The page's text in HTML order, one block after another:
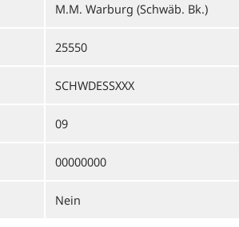
M.M. Warburg (Schwäb. Bk.)
25550
SCHWDESSXXX
09
00000000
Nein